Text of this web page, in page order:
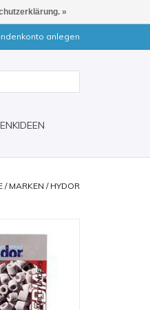
anlegen
/ MARKEN / HYDOR
HINZUFÜGEN
»